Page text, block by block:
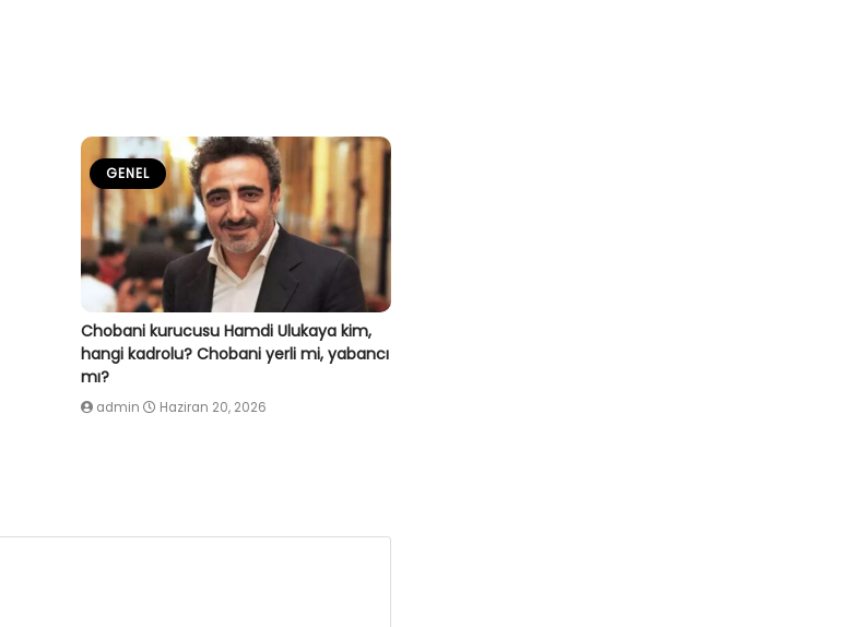
GENEL
Chobani kurucusu Hamdi Ulukaya kim,
hangi kadrolu? Chobani yerli mi, yabancı
mı?
admin Haziran 20, 2026